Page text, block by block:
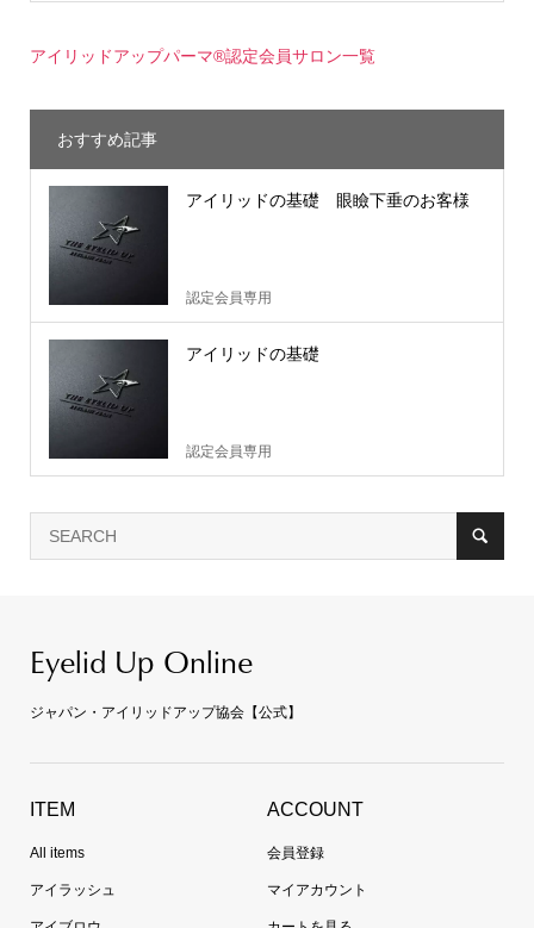
アイリッドアップパーマ®認定会員サロン一覧
おすすめ記事
アイリッドの基礎 眼瞼下垂のお客様
認定会員専用
アイリッドの基礎
認定会員専用
Eyelid Up Online
ジャパン・アイリッドアップ協会【公式】
ITEM
All items
アイラッシュ
ACCOUNT
会員登録
マイアカウント